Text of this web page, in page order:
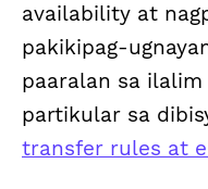
availability at
pakikipag-
paaralan sa
partikular sa
transfer rules at